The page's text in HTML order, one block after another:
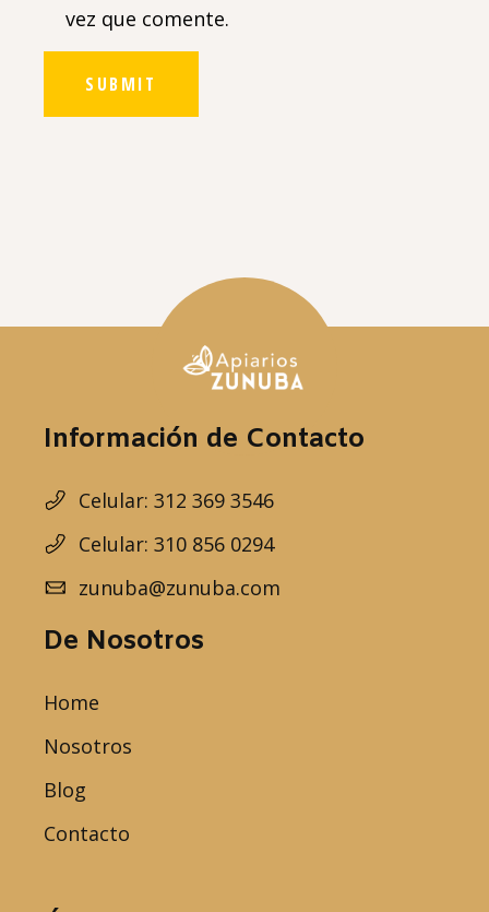
vez que comente.
SUBMIT
Información de Contacto
Celular: 312 369 3546
Celular: 310 856 0294
zunuba@zunuba.com
De Nosotros
Home
Nosotros
Blog
Contacto